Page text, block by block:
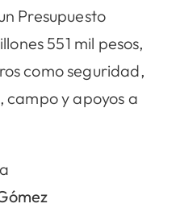
Presupuesto
551 mil pesos,
como seguridad,
campo y apoyos a